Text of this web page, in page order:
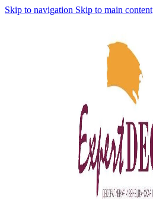
Skip to navigation Skip to main content